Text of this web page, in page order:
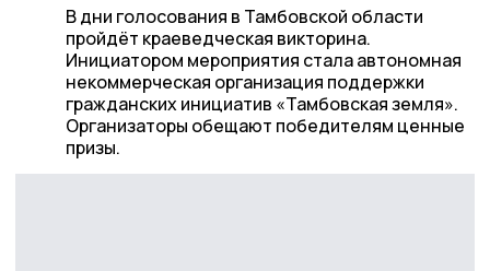
В дни голосования в Тамбовской области
пройдёт краеведческая викторина.
Инициатором мероприятия стала автономная
некоммерческая организация поддержки
гражданских инициатив «Тамбовская земля».
Организаторы обещают победителям ценные
призы.